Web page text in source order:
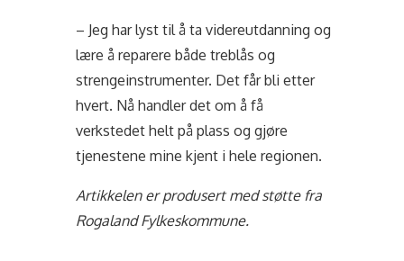
– Jeg har lyst til å ta videreutdanning og
lære å reparere både treblås og
strengeinstrumenter. Det får bli etter
hvert. Nå handler det om å få
verkstedet helt på plass og gjøre
tjenestene mine kjent i hele regionen.
Artikkelen er produsert med støtte fra
Rogaland Fylkeskommune.